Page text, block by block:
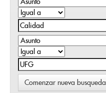
Comenzar nueva busqueda